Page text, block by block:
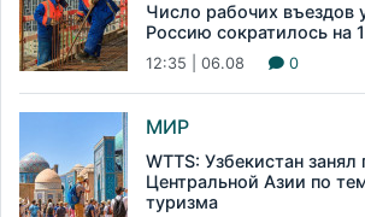
Число рабочих въездов
Россию сократилось на
12:35 | 06.08 0
МИР
WTTS: Узбекистан
Центральной Азии по
туризма